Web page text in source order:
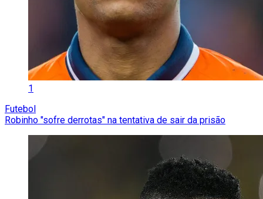
1
Futebol
Robinho "sofre derrotas" na tentativa de sair da prisão